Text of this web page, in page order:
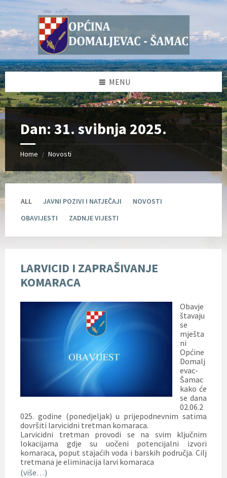
Skip
to
Skip
to
sidebar
Skip
to
sidebar
Skip
to
MENU
Dan: 31. svibnja 2025.
Home / Novosti
ALL JAVNI POZIVI I NATJEČAJI
NOVOSTI
OBAVIJESTI
ZADNJE VIJESTI
LARVICID I ZAPRAŠIVANJE
KOMARACA
Obavje
štavaju
se
mješta
ni
Općine
Domalj
evac-
Šamac
kako će
se dana
02.06.2
025. godine (ponedjeljak) u prijepodnevnim satima
dovršiti larvicidni tretman komaraca.
Larvicidni tretman provodi se na svim ključnim
lokacijama gdje su uočeni potencijalni izvori
komaraca, poput stajaćih voda i barskih područja. Cilj
tretmana je eliminacija larvi komaraca
(više…)